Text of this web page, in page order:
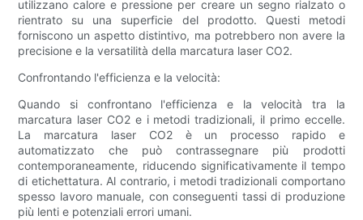
utilizzano calore e pressione per creare un segno rialzato o
rientrato su una superficie del prodotto. Questi metodi
forniscono un aspetto distintivo, ma potrebbero non avere la
precisione e la versatilità della marcatura laser CO2.
Confrontando l'efficienza e la velocità:
Quando si confrontano l'efficienza e la velocità tra la
marcatura laser CO2 e i metodi tradizionali, il primo eccelle.
La marcatura laser CO2 è un processo rapido e
automatizzato che può contrassegnare più prodotti
contemporaneamente, riducendo significativamente il tempo
di etichettatura. Al contrario, i metodi tradizionali comportano
spesso lavoro manuale, con conseguenti tassi di produzione
più lenti e potenziali errori umani.